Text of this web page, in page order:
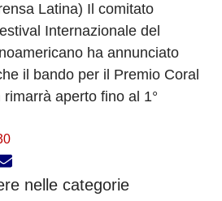
Latina) Il comitato
Internazionale del
ha annunciato
il bando per il Premio Coral
aperto fino al 1°
nelle categorie